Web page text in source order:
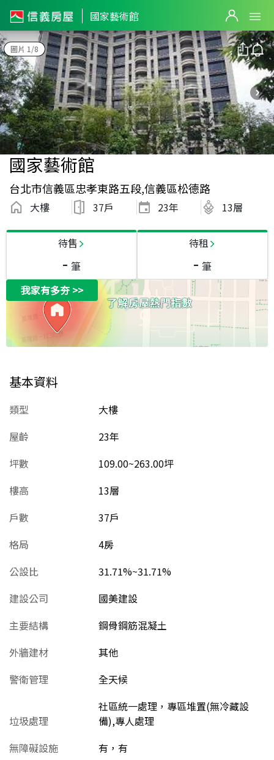
國家藝術館
圖片 1/8
國家藝術館
台北市信義區忠孝東路五段,信義區松德路
大樓 37戶 23年 13層
待售
- 筆
待租
- 筆
我家有多夯>>
基本資料
類型
大樓
屋齡
23年
坪數
109.00~263.00坪
樓高
13層
戶數
37戶
格局
4房
公設比
31.71%~31.71%
建設公司
國美建設
主要結構
鋼骨鋼筋混凝土
外牆建材
其他
警衛管理
全天候
垃圾處理
社區統一處理，專區堆置(無冷藏設
備),專人處理
無障礙設施
有，有